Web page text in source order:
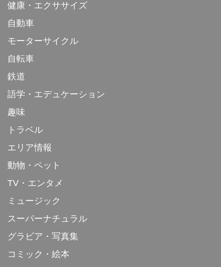
健康・エクササイズ
自動車
モーターサイクル
自転車
鉄道
語学・エデュケーション
趣味
トラベル
エリア情報
動物・ペット
TV・エンタメ
ミュージック
スーパーナチュラル
グラビア・写真集
コミック・絵本